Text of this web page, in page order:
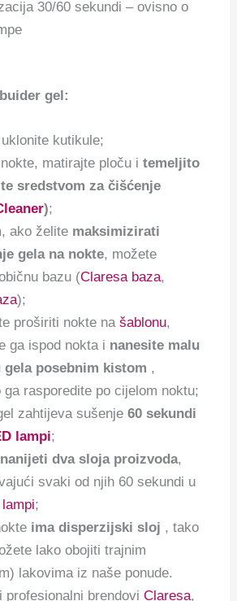
30/60 sekundi – ovisno o
gel:
kutikule;
matirajte ploču itemeljito
sredstvom za čišćenje
);
ako želite maksimizirati
gela na nokte, možete
bazu (Claresa baza,
);
proširiti nokte našablonu,
ga ispod nokta i nanesite malu
gela posebnim kistom ,
ga rasporedite po cijelom noktu;
zahtijeva sušenje60 sekundi
lampi;
nanijeti dva sloja proizvoda,
svaki od njih 60 sekundi u
;
ima disperzijski sloj , tako
lako obojiti trajnim
lakovima iz naše ponude.
profesionalni brendoviClaresa,